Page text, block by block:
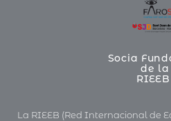
Socia
de la
RIEEB
La RIEEB (Red Internacional de